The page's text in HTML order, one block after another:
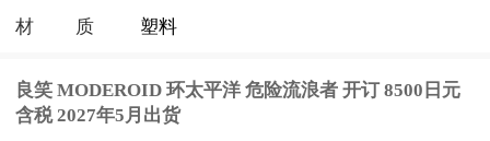
材质
塑料
良笑 MODEROID 环太平洋 危险流浪者 开订 8500日元
含税 2027年5月出货